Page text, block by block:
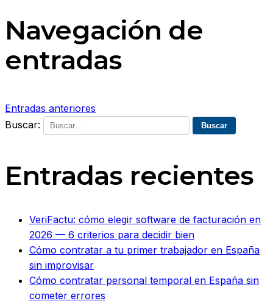
Navegación de
entradas
Entradas anteriores
Buscar:
Entradas recientes
VeriFactu: cómo elegir software de facturación en
2026 — 6 criterios para decidir bien
Cómo contratar a tu primer trabajador en España
sin improvisar
Cómo contratar personal temporal en España sin
cometer errores